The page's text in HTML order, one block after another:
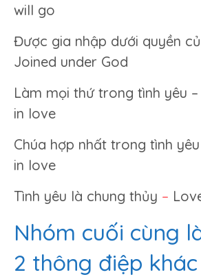
will go
Được gia nhập dưới quyền
Joined under God
Làm mọi thứ trong tình yêu
in love
Chúa hợp nhất trong tình yêu
in love
Tình yêu là chung thủy –
Nhóm cuối cùng
2 thông điệp